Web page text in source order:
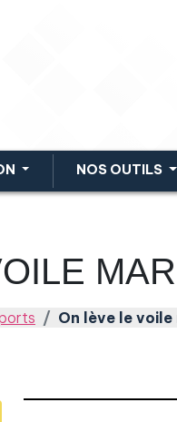
NOS OUTILS
On lève le